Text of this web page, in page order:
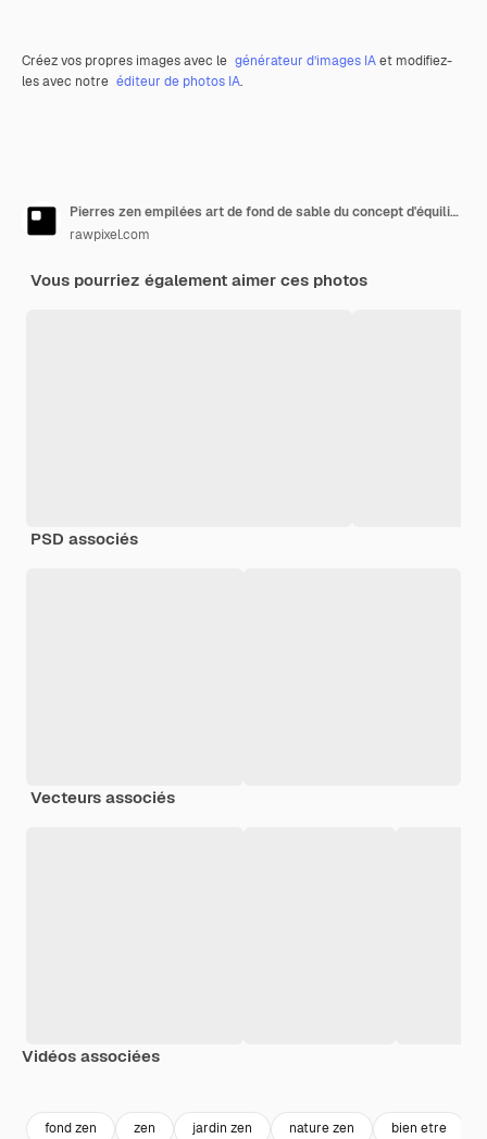
Créez vos propres images avec le générateur d’images IAet modifiez-
les avec notre éditeur de photos IA.
Pierres zen empilées art de fond de sable du concept d'équilibre
rawpixel.com
Vous pourriez également aimer ces photos
PSD associés
Vecteurs associés
Vidéos associées
fond zen zen jardin zen nature zen bien etre